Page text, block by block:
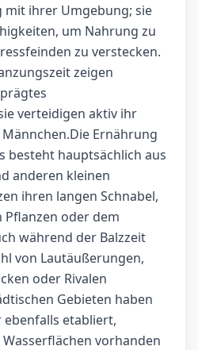
mit ihrer Umgebung; sie
um Nahrung zu
zu verstecken.
zeigen
verteidigen aktiv ihr
Ernährung
besteht hauptsächlich aus
anderen kleinen
ihren langen Schnabel,
oder dem
während der Balzzeit
von Lautäußerungen,
oder Rivalen
Gebieten haben
etabliert,
vorhanden